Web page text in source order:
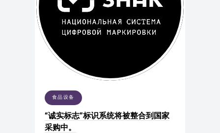
食品设备
“诚实标志”标识系统将被整合到国家
采购中。